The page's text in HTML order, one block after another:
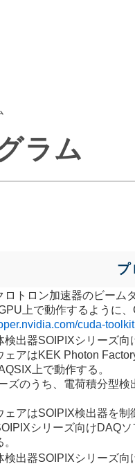
ラム
プ
ロトロン加速器のビーム
上で動作するように
cuda-toolkit
検出器SOIPIXシリーズ向
ェアはKEK Photon
上で動作する。
ズのうち、電荷積分型
ェアはSOIPIX検出器を
シリーズ向けDAQ
検出器SOIPIXシリーズ向